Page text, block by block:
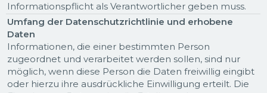
Informationspflicht als Verantwortlicher geben muss.
Umfang der Datenschutzrichtlinie und erhobene
Daten
Informationen, die einer bestimmten Person
zugeordnet und verarbeitet werden sollen, sind nur
möglich, wenn diese Person die Daten freiwillig eingibt
oder hierzu ihre ausdrückliche Einwilligung erteilt. Die